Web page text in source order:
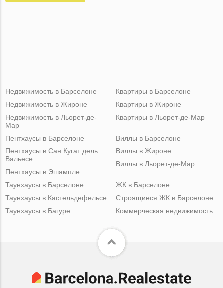
Недвижимость в Барселоне
Недвижимость в Жироне
Недвижимость в Льорет-де-
Мар
Квартиры в Барселоне
Квартиры в Жироне
Квартиры в Льорет-де-Мар
Пентхаусы в Барселоне
Пентхаусы в Сан Кугат дель
Вальесе
Пентхаусы в Эшампле
Виллы в Барселоне
Виллы в Жироне
Виллы в Льорет-де-Мар
Таунхаусы в Барселоне
Таунхаусы в Кастельдефельсе
Таунхаусы в Багуре
ЖК в Барселоне
Строящиеся ЖК в Барселоне
Коммерческая недвижимость